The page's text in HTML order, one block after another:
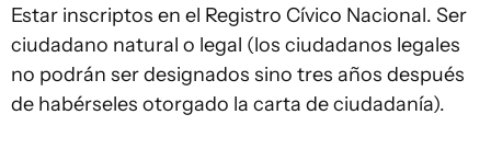
Estar inscriptos en el Registro Cívico Nacional. Ser
ciudadano natural o legal (los ciudadanos legales
no podrán ser designados sino tres años después
de habérseles otorgado la carta de ciudadanía).